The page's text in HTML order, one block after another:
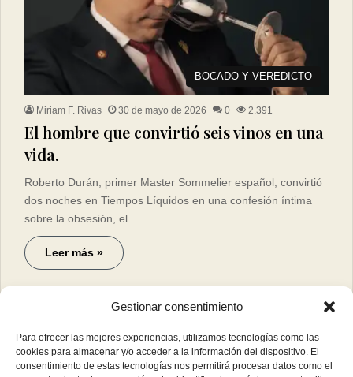
Gestionar consentimiento
Para ofrecer las mejores experiencias, utilizamos tecnologías como las
cookies para almacenar y/o acceder a la información del dispositivo. El
consentimiento de estas tecnologías nos permitirá procesar datos como el
BOCADO Y VEREDICTO
Miriam F. Rivas 30 de mayo de 2026 0 2.391
El hombre que convirtió seis vinos en una
vida.
Roberto Durán, primer Master Sommelier español, convirtió
dos noches en Tiempos Líquidos en una confesión íntima
sobre la obsesión, el…
Leer más »